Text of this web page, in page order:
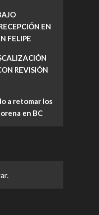
EN
FELIPE
REVISIÓN
a retomar los
en BC